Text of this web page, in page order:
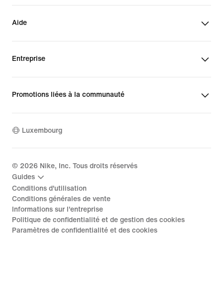
Aide
Entreprise
Promotions liées à la communauté
Luxembourg
© 2026 Nike, Inc. Tous droits réservés
Guides
Conditions d'utilisation
Conditions générales de vente
Informations sur l'entreprise
Politique de confidentialité et de gestion des cookies
Paramètres de confidentialité et des cookies